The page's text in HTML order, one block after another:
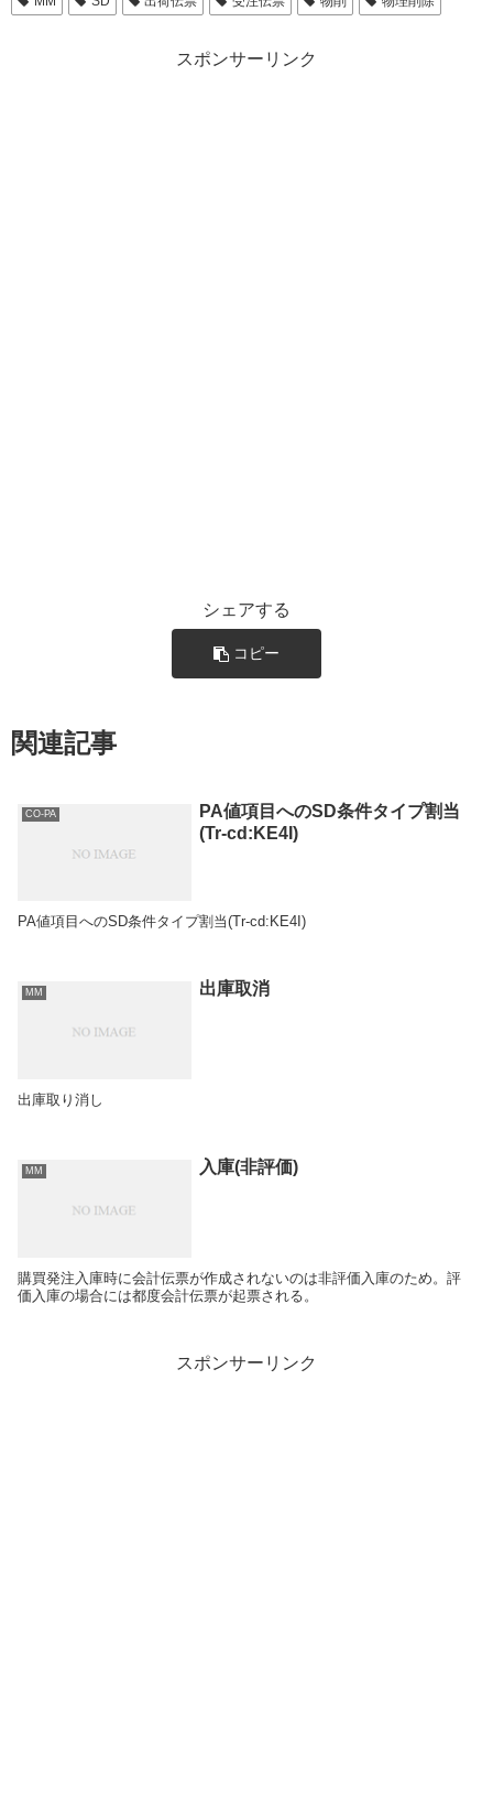
スポンサーリンク
シェアする
コピー
関連記事
CO-PA
PA値項目へのSD条件タイプ割当
(Tr-cd:KE4I)
PA値項目へのSD条件タイプ割当(Tr-cd:KE4I)
MM 出庫取消
出庫取り消し
MM 入庫(非評価)
購買発注入庫時に会計伝票が作成されないのは非評価入庫のため。評
価入庫の場合には都度会計伝票が起票される。
スポンサーリンク